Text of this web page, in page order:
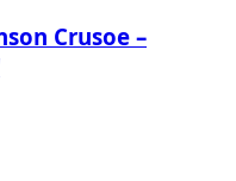
Crusoe –